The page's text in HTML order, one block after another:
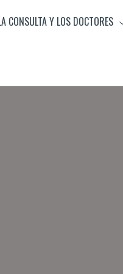
CONSULTA Y LOS DOCTORES